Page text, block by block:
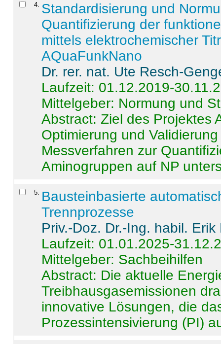
4 Standardisierung und
Quantifizierung der
mittels elektrochemischer
AQuaFunkNano
Dr. rer. nat. Ute Resch-
Laufzeit: 01.12.2019-
Mittelgeber: Normung und
Abstract:Ziel des Projektes
Optimierung und
Messverfahren zur
Aminogruppen auf NP
5
Bausteinbasierte
Trennprozesse
Priv.-Doz. Dr.-Ing. habil. Erik
Laufzeit: 01.01.2025-
Mittelgeber: Sachbeihilfen
Abstract: Die aktuelle
Treibhausgasemissionen
innovative Lösungen, die
Prozessintensivierung (PI)